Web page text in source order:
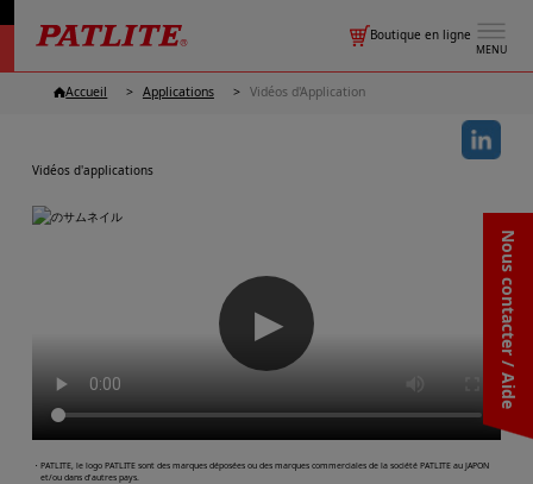
MENU
Boutique en ligne
Nous contacter / Aide
Accueil Applications Vidéos d'Application
Vidéos d'applications
▶
・PATLITE, le logo PATLITE sont des marques déposées ou des marques commerciales de la société PATLITE au JAPON
et/ou dans d'autres pays.